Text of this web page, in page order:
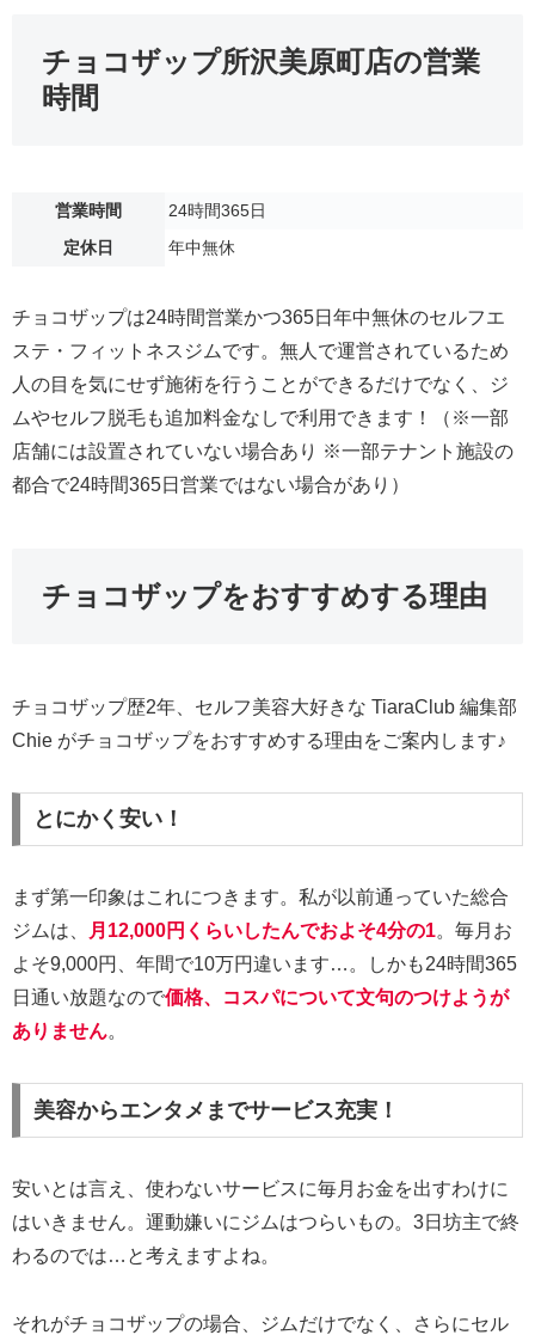
チョコザップ所沢美原町店の営業
時間
営業時間
24時間365日
定休日
年中無休
チョコザップは24時間営業かつ365日年中無休のセルフエ
ステ・フィットネスジムです。無人で運営されているため
人の目を気にせず施術を行うことができるだけでなく、ジ
ムやセルフ脱毛も追加料金なしで利用できます！（※一部
店舗には設置されていない場合あり ※一部テナント施設の
都合で24時間365日営業ではない場合があり）
チョコザップをおすすめする理由
チョコザップ歴2年、セルフ美容大好きな TiaraClub 編集部
Chie がチョコザップをおすすめする理由をご案内します♪
とにかく安い！
まず第一印象はこれにつきます。私が以前通っていた総合
ジムは、
月12,000円くらいしたんでおよそ4分の1。毎月お
よそ9,000円、年間で10万円違います…。しかも24時間365
日通い放題なので価格、コスパについて文句のつけようが
ありません。
美容からエンタメまでサービス充実！
安いとは言え、使わないサービスに毎月お金を出すわけに
はいきません。運動嫌いにジムはつらいもの。3日坊主で終
わるのでは…と考えますよね。
それがチョコザップの場合、ジムだけでなく、さらにセル